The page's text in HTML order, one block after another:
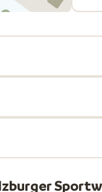
wagten
welche